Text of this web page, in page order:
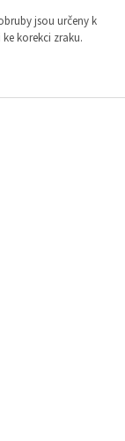
jsou určeny k
korekci zraku.